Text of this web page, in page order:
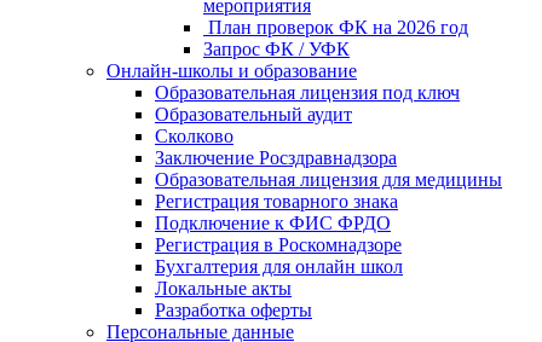
мероприятия
План проверок ФК на 2026 год
Запрос ФК / УФК
Онлайн-школы и образование
Образовательная лицензия под ключ
Образовательный аудит
Сколково
Заключение Росздравнадзора
Образовательная лицензия для медицины
Регистрация товарного знака
Подключение к ФИС ФРДО
Регистрация в Роскомнадзоре
Бухгалтерия для онлайн школ
Локальные акты
Разработка оферты
Персональные данные